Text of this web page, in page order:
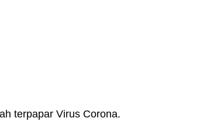
terpapar Virus Corona.